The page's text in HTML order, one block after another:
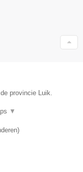
provincie Luik.
▼
)